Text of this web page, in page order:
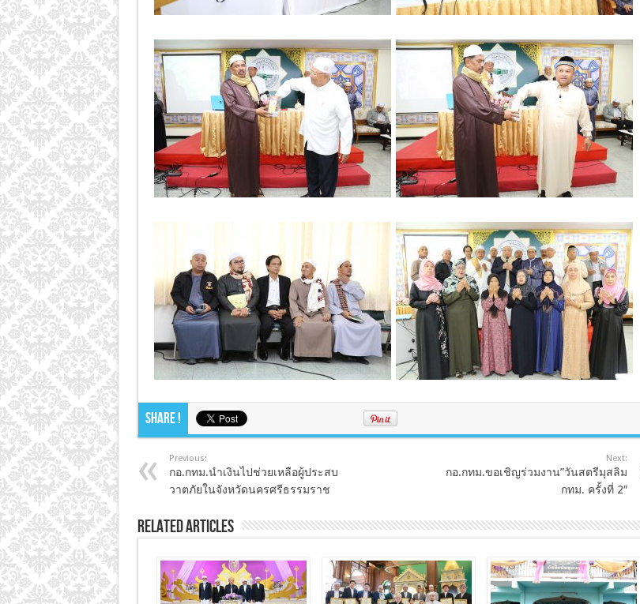
Share !
Previous:
กอ.กทม.นำเงินไปช่วยเหลือผู้ประสบ
วาตภัยในจังหวัดนครศรีธรรมราช
Next:
กอ.กทม.ขอเชิญร่วมงาน”วันสตรีมุสลิม
กทม. ครั้งที่ 2″
Related Articles